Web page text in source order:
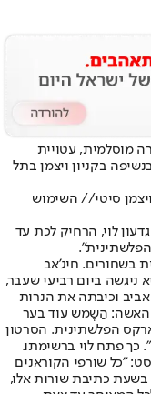
מוסלמית, עטויית
בקניון ויצמן בתל
סיטי// השימוש
לוי, הרחיק לכת עד
בשחורים. חיג'אב
ניגשה ביום רביעי שעבר,
אביב וכיבתה את הנרות
האשה: הַשָמש עוד בער
הפלשתינית. הסרטון
פתח לוי ברשימתו.
"כל שורפי הקוראנים
כתיבת שורות אלו,